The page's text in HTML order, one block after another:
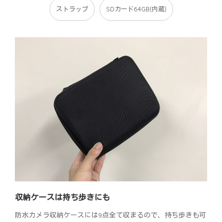
ストラップ SDカード64GB(内蔵)
収納ケースは持ち歩きにも
防水カメラ収納ケースには9点全て収まるので、持ち歩きも可